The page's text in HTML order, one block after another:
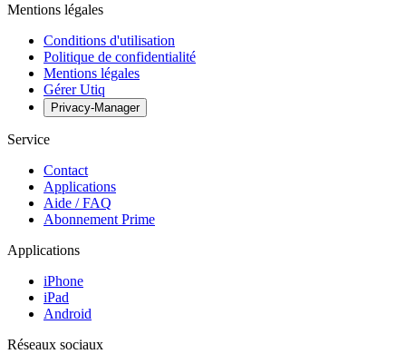
Mentions légales
Conditions d'utilisation
Politique de confidentialité
Mentions légales
Gérer Utiq
Privacy-Manager
Service
Contact
Applications
Aide / FAQ
Abonnement Prime
Applications
iPhone
iPad
Android
Réseaux sociaux